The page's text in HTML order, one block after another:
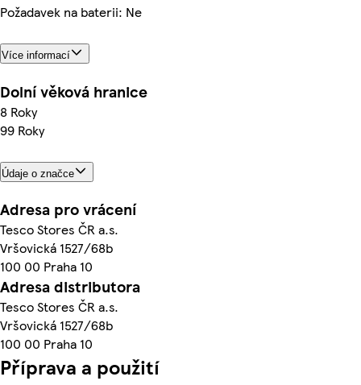
Požadavek na baterii: Ne
Více informací
Dolní věková hranice
8 Roky
99 Roky
Údaje o značce
Adresa pro vrácení
Tesco Stores ČR a.s.
Vršovická 1527/68b
100 00 Praha 10
Adresa distributora
Tesco Stores ČR a.s.
Vršovická 1527/68b
100 00 Praha 10
Příprava a použití